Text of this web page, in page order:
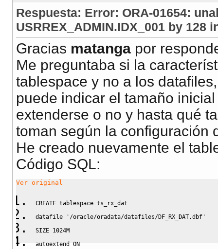
Respuesta: Error: ORA-01654:
USRREX_ADMIN.IDX_001 by 128
Gracias matanga por
Me preguntaba si la
tablespace y no a los
puede indicar el tamaño
extenderse o no y hasta qué
toman según la configuración
He creado nuevamente el
Código SQL:
Ver original
CREATE tablespace ts_rx_dat
datafile
'/oracle/oradata/datafiles/DF_RX_DAT.dbf'
SIZE 1024M
autoextend ON